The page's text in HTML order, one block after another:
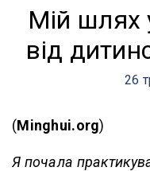
Мій шлях
від
26
(Minghui.org)
Я почала